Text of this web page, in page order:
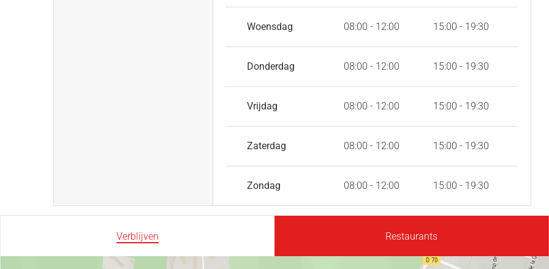
Woensdag 08:00 - 12:00 15:00 - 19:30
Donderdag 08:00 - 12:00 15:00 - 19:30
Vrijdag 08:00 - 12:00 15:00 - 19:30
Zaterdag 08:00 - 12:00 15:00 - 19:30
Zondag 08:00 - 12:00 15:00 - 19:30
Verblijven Restaurants